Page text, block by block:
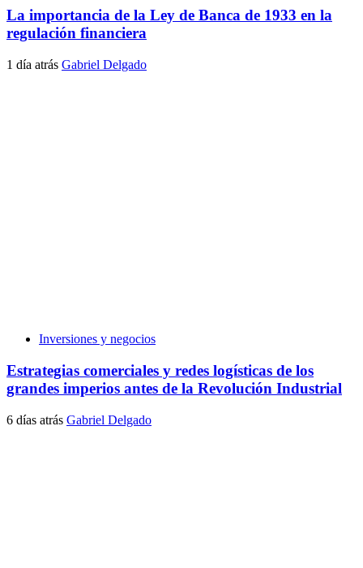
La importancia de la Ley de Banca de 1933 en la
regulación financiera
1 día atrás Gabriel Delgado
Inversiones y negocios
Estrategias comerciales y redes logísticas de los
grandes imperios antes de la Revolución Industrial
6 días atrás Gabriel Delgado